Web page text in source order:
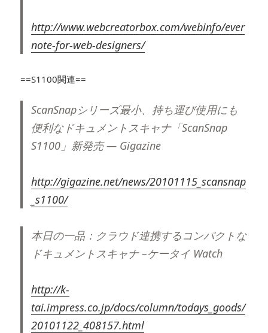
http://www.webcreatorbox.com/webinfo/ever
note-for-web-designers/
==S1100関連==
ScanSnapシリーズ最小、持ち運び使用にも
便利なドキュメントスキャナ「ScanSnap
S1100」新発売 — Gigazine
http://gigazine.net/news/20101115_scansnap
_s1100/
本日の一品：クラウド連携するコンパクトな
ドキュメントスキャナ –ケータイ Watch
http://k-
tai.impress.co.jp/docs/column/todays_goods/
20101122_408157.html